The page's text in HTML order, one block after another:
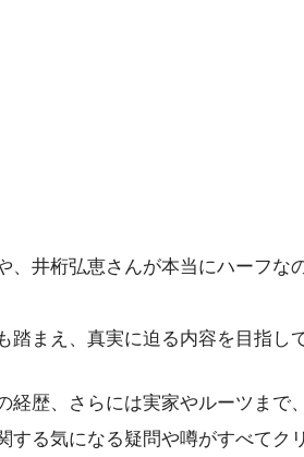
、井桁弘恵さんが本当にハーフ
まえ、真実に迫る内容を目指し
歴、さらには実家やルーツま
る気になる疑問や噂がすべてク